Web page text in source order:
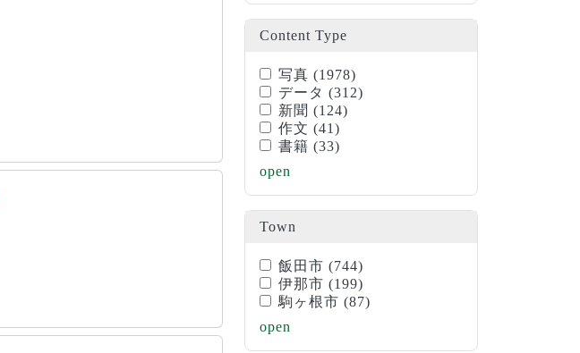
Content Type
写真 (1978)
データ (312)
新聞 (124)
作文 (41)
書籍 (33)
open
Town
飯田市 (744)
伊那市 (199)
駒ヶ根市 (87)
open